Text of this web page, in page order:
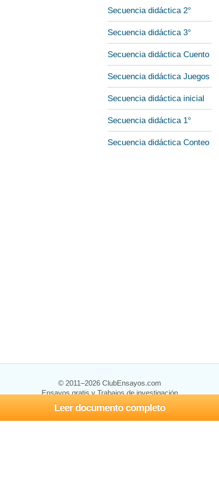
Leer documento completo
Secuencia didáctica 2°
Secuencia didáctica 3°
Secuencia didáctica Cuento
Secuencia didáctica Juegos
Secuencia didáctica inicial
Secuencia didáctica 1°
Secuencia didáctica Conteo
© 2011–2026 ClubEnsayos.com
Ensayos gratis y Trabajos de investigación